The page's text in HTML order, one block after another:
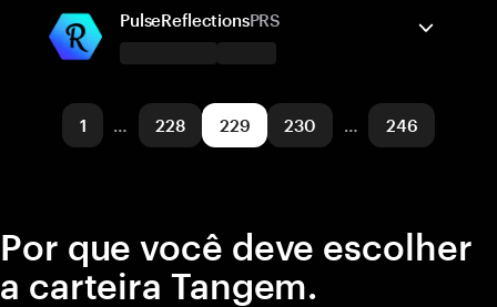
Arbitrum One
Enviar/Receber Comprar
Pulsechain
PulseReflectionsPRS
Enviar/Receber Comprar
1 … 228 229 230 … 246
Por que você deve escolher
a carteira Tangem.